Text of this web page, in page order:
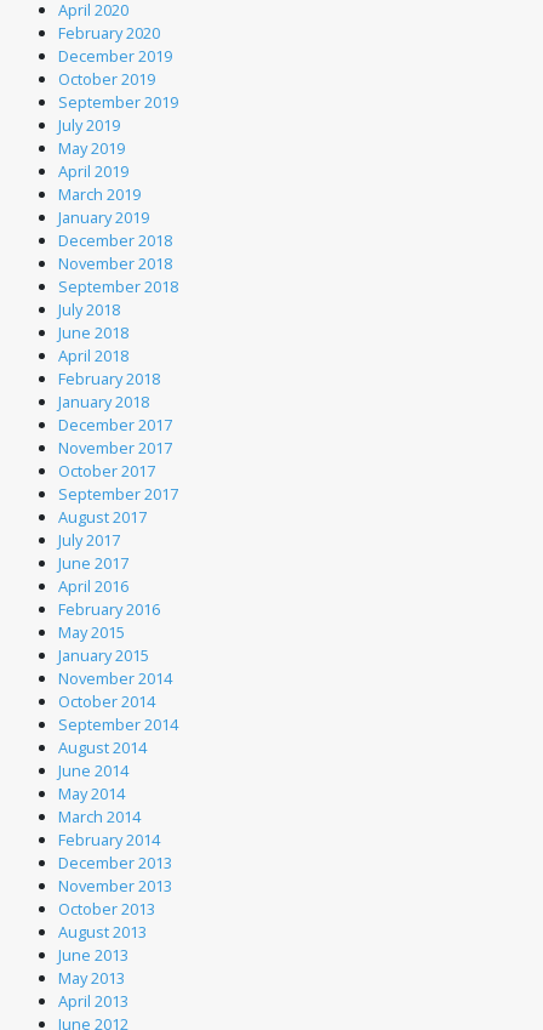
April 2020
February 2020
December 2019
October 2019
September 2019
July 2019
May 2019
April 2019
March 2019
January 2019
December 2018
November 2018
September 2018
July 2018
June 2018
April 2018
February 2018
January 2018
December 2017
November 2017
October 2017
September 2017
August 2017
July 2017
June 2017
April 2016
February 2016
May 2015
January 2015
November 2014
October 2014
September 2014
August 2014
June 2014
May 2014
March 2014
February 2014
December 2013
November 2013
October 2013
August 2013
June 2013
May 2013
April 2013
June 2012